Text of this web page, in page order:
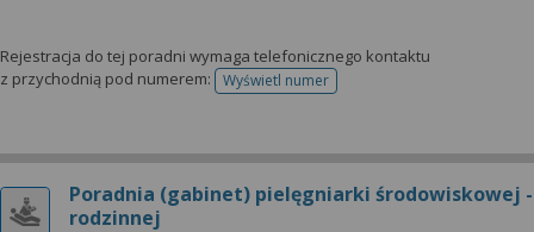
Rejestracja do tej poradni wymaga telefonicznego kontaktu
z przychodnią pod numerem:
Wyświetl numertelefonu do rejestracji
Poradnia (gabinet) pielęgniarki środowiskowej -
rodzinnej